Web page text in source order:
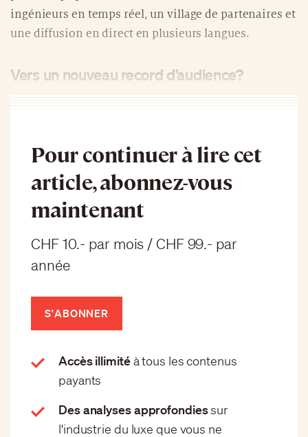
ingénieurs en temps réel, un village de partenaires et
une diffusion en direct en plusieurs langues.
Vers un nouveau record d’audience?
Pour continuer à lire cet
article, abonnez-vous
maintenant
CHF 10.- par mois / CHF 99.- par
année
S'ABONNER
Accès illimitéà tous les contenus
payants
Des analyses approfondiessur
l'industrie du luxe que vous ne